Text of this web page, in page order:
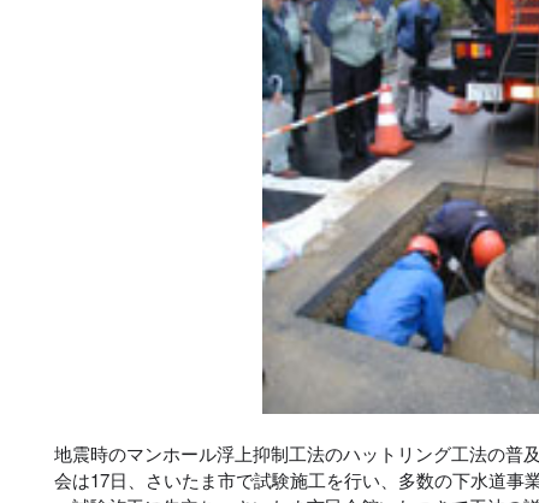
地震時のマンホール浮上抑制工法のハットリング工法の普
会は17日、さいたま市で試験施工を行い、多数の下水道事